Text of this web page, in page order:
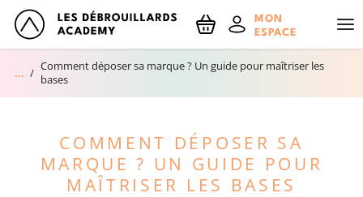
Accueil
Le blog
MON
ESPACE
Comment déposer sa marque ? Un guide pour maîtriser les
bases
COMMENT DÉPOSER SA
MARQUE ? UN GUIDE POUR
MAÎTRISER LES BASES
NOM
EMAIL
En m'inscrivant, j'accepte le traitement de mes données personnelles
spécifié dans les mentions légales